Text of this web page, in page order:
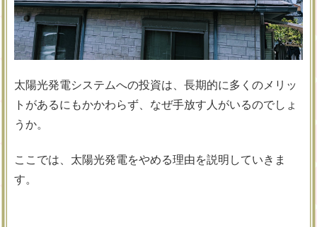
太陽光発電システムへの投資は、長期的に多くのメリッ
トがあるにもかかわらず、なぜ手放す人がいるのでしょ
うか。
ここでは、太陽光発電をやめる理由を説明していきま
す。